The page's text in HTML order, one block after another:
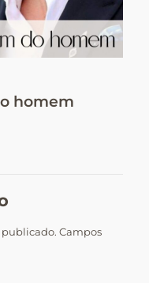
homem
publicado. Campos